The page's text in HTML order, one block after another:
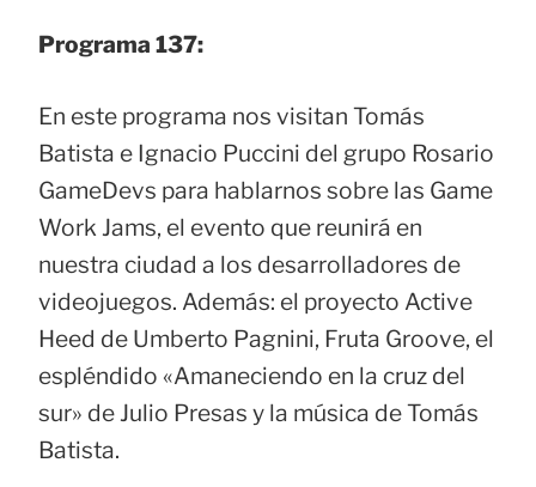
Programa 137:
En este programa nos visitan Tomás
Batista e Ignacio Puccini del grupo Rosario
GameDevs para hablarnos sobre las Game
Work Jams, el evento que reunirá en
nuestra ciudad a los desarrolladores de
videojuegos. Además: el proyecto Active
Heed de Umberto Pagnini, Fruta Groove, el
espléndido «Amaneciendo en la cruz del
sur» de Julio Presas y la música de Tomás
Batista.